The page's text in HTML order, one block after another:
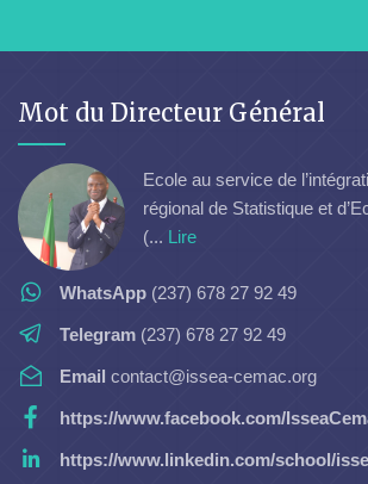
Mot du Directeur Général
Ecole au service de
régional de Statistique et
(... Lire
WhatsApp (237) 678 27 92 49
Telegram (237) 678 27 92 49
Email contact@issea-cemac.org
https://www.facebook.com/
https://www.linkedin.com/school/